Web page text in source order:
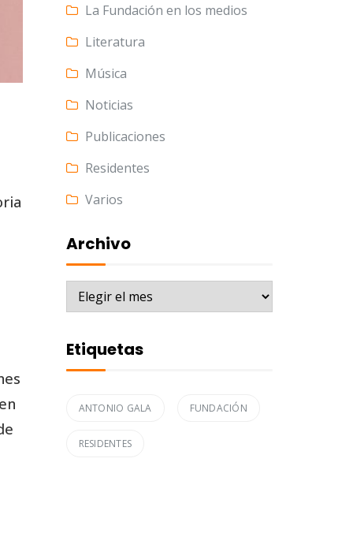
La Fundación en los medios
Literatura
Música
Noticias
Publicaciones
Residentes
Varios
Archivo
Archivo
Etiquetas
ANTONIO GALA FUNDACIÓN
RESIDENTES